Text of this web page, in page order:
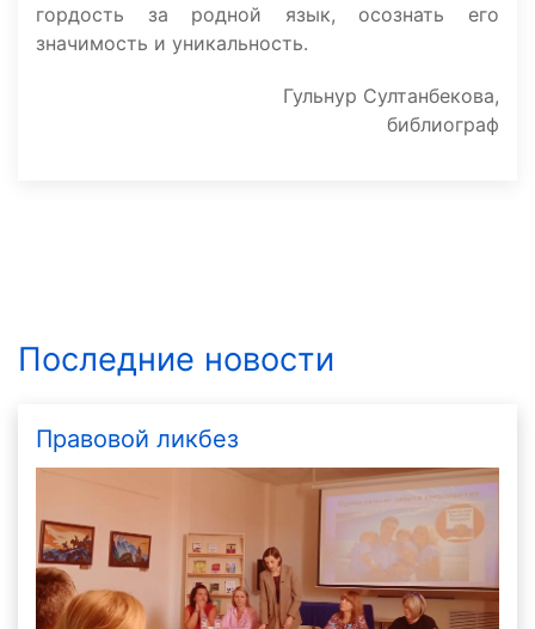
гордость за родной язык, осознать его
значимость и уникальность.
Гульнур Султанбекова,
библиограф
Последние новости
Правовой ликбез